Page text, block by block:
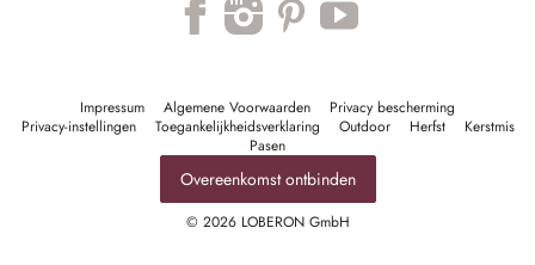
Impressum Algemene Voorwaarden
Privacy bescherming
Privacy-instellingen
Toegankelijkheidsverklaring Outdoor Herfst
Kerstmis
Pasen
Overeenkomst ontbinden
© 2026 LOBERON GmbH